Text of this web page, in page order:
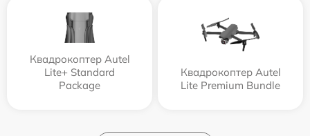
Квадрокоптер Autel
Lite+ Standard
Package
Квадрокоптер Autel
Lite Premium Bundle